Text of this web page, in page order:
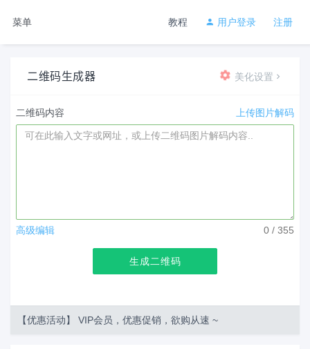
菜单 注册
用户登录
教程
二维码生成器 美化设置
上传图片解码
二维码内容
0 / 355
高级编辑
生成二维码
【优惠活动】 VIP会员，优惠促销，欲购从速 ~